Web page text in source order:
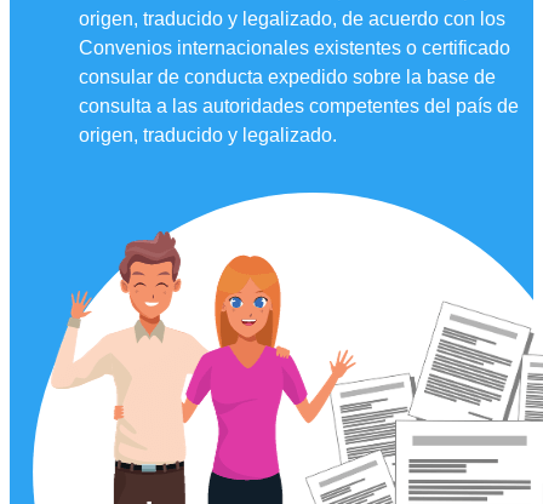
origen, traducido y legalizado, de acuerdo con los
Convenios internacionales existentes o certificado
consular de conducta expedido sobre la base de
consulta a las autoridades competentes del país de
origen, traducido y legalizado.